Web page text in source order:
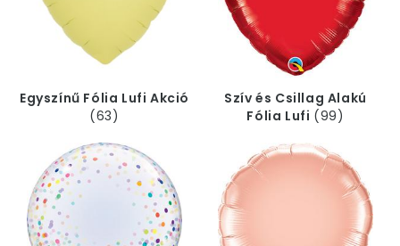
Egyszínű Fólia Lufi Akció
(63)
Szív és Csillag Alakú
Fólia Lufi (99)